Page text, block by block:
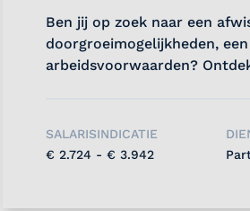
Ben jij op zoek naar een
doorgroeimogelijkheden,
arbeidsvoorwaarden?
SALARISINDICATIE
€ 2.724 - € 3.942